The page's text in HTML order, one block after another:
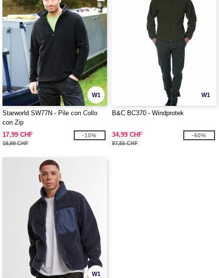
W1
Starworld SW77N - Pile con Collo
con Zip
17,99 CHF
19,99 CHF
-10%
W1
B&C BC370 - Windprotek
34,99 CHF
87,55 CHF
-60%
W1